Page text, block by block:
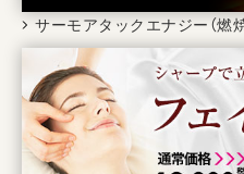
サーモアタックエナジー（燃